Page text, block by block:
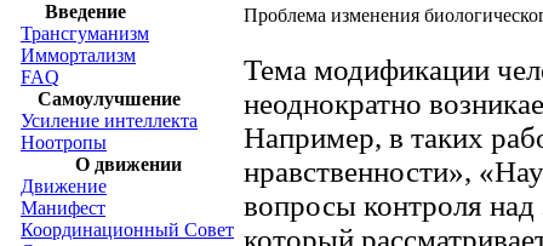
Введение
Трансгуманизм
Иммортализм
FAQ
Самоулучшение
Усиление интеллекта
Ноотропы
О движении
Движение
Манифест
Координационный Совет
Проблема изменения
Тема модификации
неоднократно
Например, в таких
нравственности»,
вопросы контроля
который